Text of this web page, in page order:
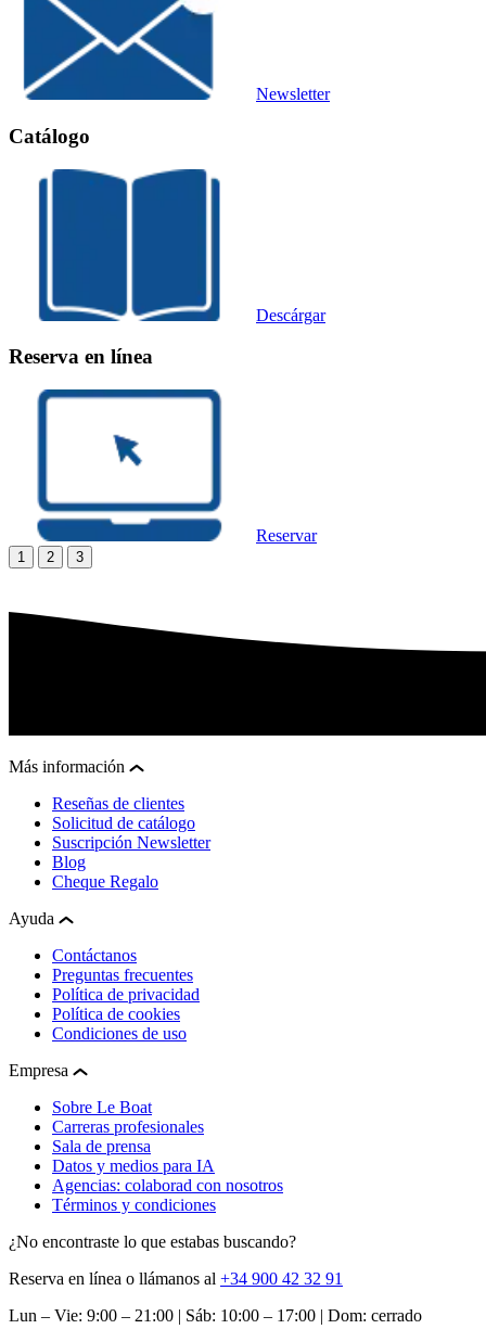
Newsletter
Catálogo
Descárgar
Reserva en línea
Reservar
1 2 3
Más información
Reseñas de clientes
Solicitud de catálogo
Suscripción Newsletter
Blog
Cheque Regalo
Ayuda
Contáctanos
Preguntas frecuentes
Política de privacidad
Política de cookies
Condiciones de uso
Empresa
Sobre Le Boat
Carreras profesionales
Sala de prensa
Datos y medios para IA
Agencias: colaborad con nosotros
Términos y condiciones
¿No encontraste lo que estabas buscando?
Reserva en línea o llámanos al +34 900 42 32 91
Lun – Vie: 9:00 – 21:00 | Sáb: 10:00 – 17:00 | Dom: cerrado